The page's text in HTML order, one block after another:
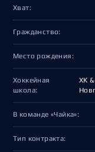
Хват:
Гражданство:
Место рождения:
Хоккейная
школа:
ХК
В команде «Чайка»:
Тип контракта: